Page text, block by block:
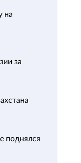
на
за
поднялся